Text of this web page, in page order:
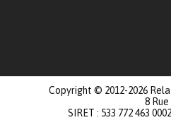
Copyright © 2012-2026
8
SIRET : 533 772 463